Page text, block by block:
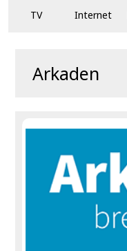
TV Internet
Arkaden